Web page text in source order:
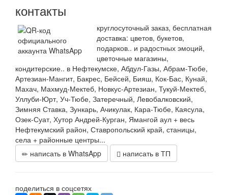
контакты
круглосуточный заказ, бесплатная
доставка: цветов, букетов,
подарков.. и радостных эмоций,
цветочные магазины,
кондитерские.. в Нефтекумске, Абдул-Газы, Абрам-Тюбе,
Артезиан-Мангит, Бакрес, Бейсей, Бияш, Кок-Бас, Кунай,
Махач, Махмуд-Мектеб, Новкус-Артезиан, Тукуй-Мектеб,
Уллуби-Юрт, Уч-Тюбе, Затеречный, Левобалковский,
Зимняя Ставка, Зункарь, Ачикулак, Кара-Тюбе, Каясула,
Озек-Суат, Хутор Андрей-Курган, Ямангой аул + весь
Нефтекумский район, Ставропольский край, станицы,
села + районные центры...
написать в WhatsApp
написать в ТП
поделиться в соцсетях